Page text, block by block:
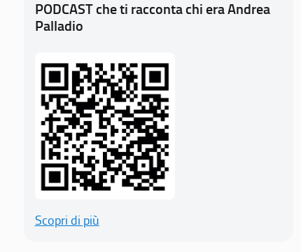
PODCAST che ti racconta chi era Andrea
Palladio
Scopri di più